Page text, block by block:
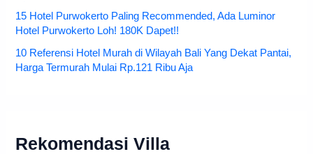
15 Hotel Purwokerto Paling Recommended, Ada Luminor
Hotel Purwokerto Loh! 180K Dapet!!
10 Referensi Hotel Murah di Wilayah Bali Yang Dekat Pantai,
Harga Termurah Mulai Rp.121 Ribu Aja
Rekomendasi Villa